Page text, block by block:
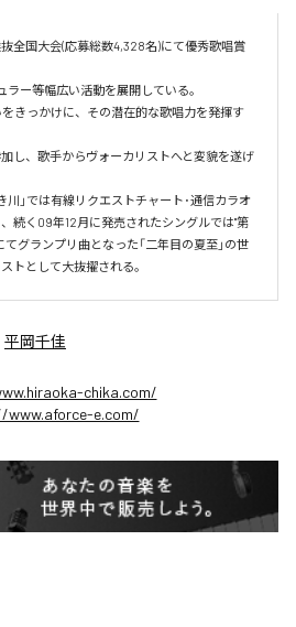
全国大会(応募総数4,328名)にて優秀歌唱賞
ー等幅広い活動を展開している。
きっかけに、その潜在的な歌唱力を発揮す
し、歌手からヴォーカリストへと変貌を遂げ
川」では有線リクエストチャート･通信カラオ
続く09年12月に発売されたシングルでは"第
グランプリ曲となった「二年目の夏至」の世
トとして大抜擢される。
平岡千佳
chika.com/
e.com/